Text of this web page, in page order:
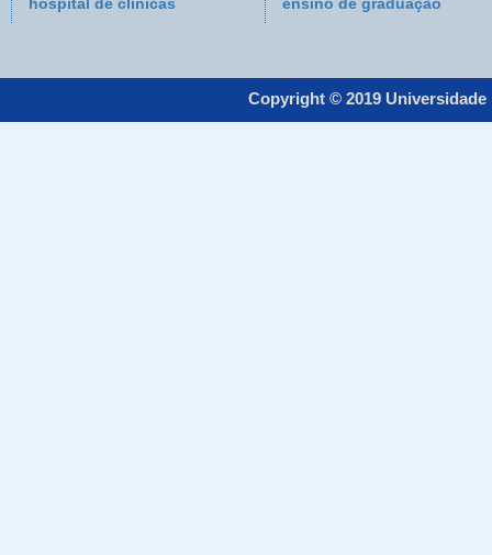
hospital de clínicas ensino de graduação
Copyright © 2019 Universidade